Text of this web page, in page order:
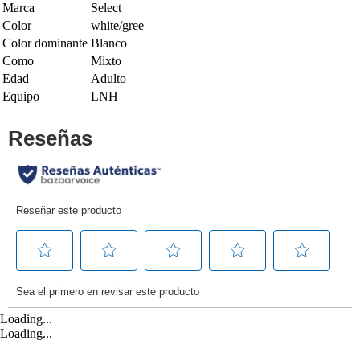
Marca
Select
Color
white/gree
Color dominante Blanco
Como
Mixto
Edad
Adulto
Equipo
LNH
Loading...
Loading...